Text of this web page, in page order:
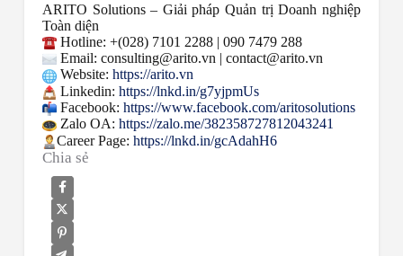
ARITO Solutions – Giải pháp Quản trị Doanh nghiệp
Toàn diện
Hotline: +(028) 7101 2288 | 090 7479 288
Email: consulting@arito.vn | contact@arito.vn
Website: https://arito.vn
Linkedin: https://lnkd.in/g7yjpmUs
Facebook: https://www.facebook.com/aritosolutions
Zalo OA: https://zalo.me/382358727812043241
Career Page: https://lnkd.in/gcAdahH6
Chia sẻ